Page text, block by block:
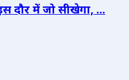
दौर में जो सीखेगा, ...